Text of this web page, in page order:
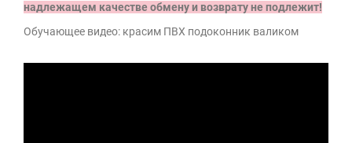
надлежащем качестве обмену и возврату не подлежит!
Обучающее видео: красим ПВХ подоконник валиком